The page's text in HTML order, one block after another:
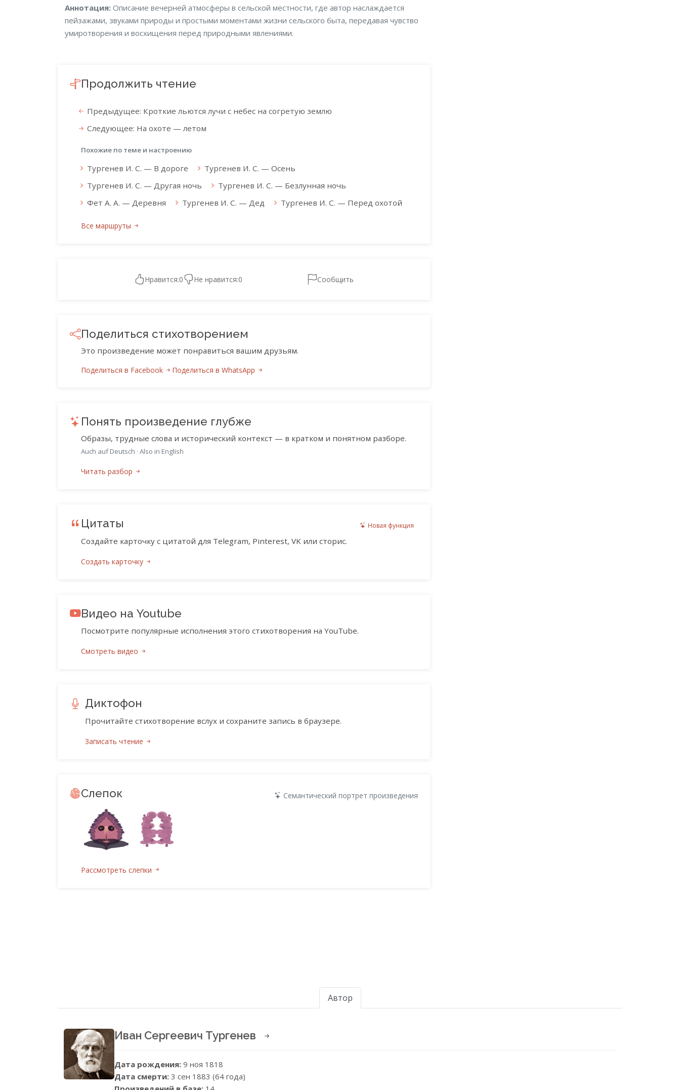
Аннотация
Аннотация:Описание вечерней атмосферы в сельской местности, где автор наслаждается
пейзажами, звуками природы и простыми моментами жизни сельского быта, передавая чувство
умиротворения и восхищения перед природными явлениями.
Продолжить чтение
Предыдущее: Кроткие льются лучи с небес на согретую землю
Следующее: На охоте — летом
Похожие по теме и настроению
Тургенев И. С. — В дороге
Тургенев И. С. — Осень
Тургенев И. С. — Другая ночь
Тургенев И. С. — Безлунная ночь
Фет А. А. — Деревня
Тургенев И. С. — Дед Тургенев И. С. — Перед охотой
Все маршруты
Нравится:0 Не нравится:0 Сообщить
Поделиться стихотворением
Это произведение может понравиться вашим друзьям.
Поделиться в Facebook Поделиться в WhatsApp
Понять произведение глубже
Образы, трудные слова и исторический контекст — в кратком и понятном разборе.
Auch auf Deutsch · Also in English
Читать разбор
Цитаты Новая функция
Создайте карточку с цитатой для Telegram, Pinterest, VK или сторис.
Создать карточку
Видео на Youtube
Посмотрите популярные исполнения этого стихотворения на YouTube.
Смотреть видео
Диктофон
Прочитайте стихотворение вслух и сохраните запись в браузере.
Записать чтение
Слепок Семантический портрет произведения
Рассмотреть слепки
Автор
Иван Сергеевич Тургенев
Дата рождения: 9 ноя 1818
Дата смерти: 3 сен 1883 (64 года)